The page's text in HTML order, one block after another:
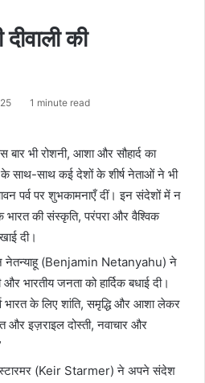
की
1 minute read
बार भी रोशनी, आशा और सौहार्द का
के साथ-साथ कई देशों के शीर्ष नेताओं ने भी
पर्व पर शुभकामनाएँ दीं। इन संदेशों में न
भारत की संस्कृति, परंपरा और वैश्विक
दी।
नेतन्याहू (Benjamin Netanyahu) ने
भारतीय जनता को हार्दिक बधाई दी।
भारत के लिए शांति, समृद्धि और आशा लेकर
और इज़राइल दोस्ती, नवाचार और
स्टारमर (Keir Starmer) ने अपने संदेश